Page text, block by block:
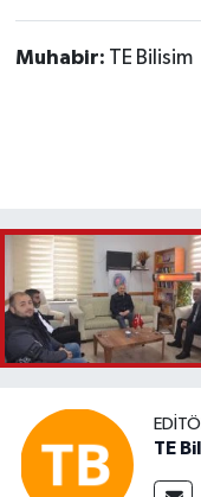
Muhabir: TE Bilisim
TE